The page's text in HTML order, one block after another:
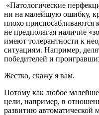
«Патологические
ни на малейшую ошибку,
плохо
не предполагая наличие
имеют толерантности к
ситуациям. Например,
победителей и
Жестко, скажу я вам.
Потому как любое
цели, например, в
развитию автоматической